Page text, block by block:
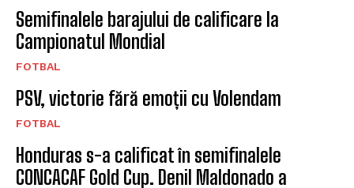
Semifinalele barajului de calificare la
Campionatul Mondial
FOTBAL
PSV, victorie fără emoții cu Volendam
FOTBAL
Honduras s-a calificat în semifinalele
CONCACAF Gold Cup. Denil Maldonado a